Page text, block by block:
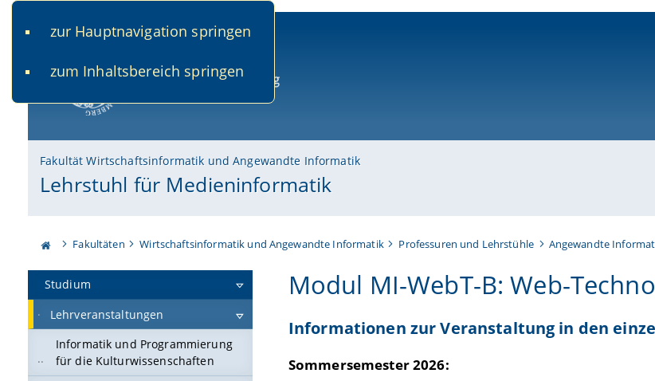
zur Hauptnavigation springen
zum Inhaltsbereich springen
Fakultät Wirtschaftsinformatik und Angewandte Informatik
Lehrstuhl für Medieninformatik
Fakultäten Wirtschaftsinformatik und Angewandte Informatik Professuren und Lehrstühle Angewandte
Studium
Lehrveranstaltungen
Informatik und Programmierung
für die Kulturwissenschaften
Modul MI-WebT-B: Web-
Informationen zur Veranstaltung in den
Sommersemester 2026: